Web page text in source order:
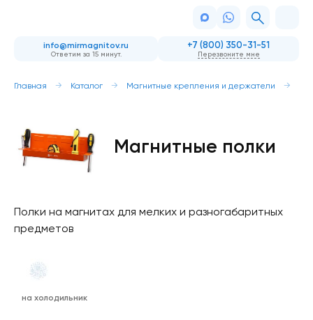
info@mirmagnitov.ru
Ответим за 15 минут.
+7 (800) 350-31-51
Перезвоните мне
Главная Каталог Магнитные крепления и держатели
Магнитные полки
Полки на магнитах для мелких и разногабаритных
предметов
на холодильник